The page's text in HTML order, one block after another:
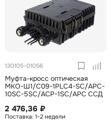
130105-01056
Муфта-кросс оптическая
МКО-Ш1/С09-1PLC4-SC/APC-
10SC-5SC/ACP-1SC/APC ССД
2 476,36 ₽
1-2 недели